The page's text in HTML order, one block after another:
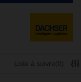
Liste à suivre(0)